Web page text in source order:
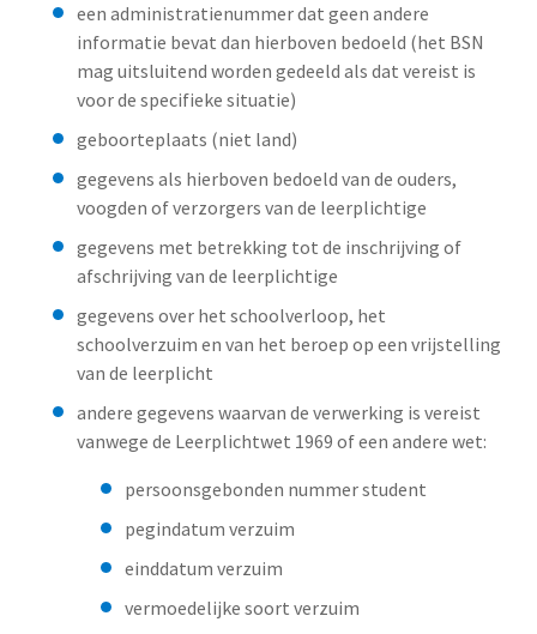
een administratienummer dat geen andere
informatie bevat dan hierboven bedoeld (het BSN
mag uitsluitend worden gedeeld als dat vereist is
voor de specifieke situatie)
geboorteplaats (niet land)
gegevens als hierboven bedoeld van de ouders,
voogden of verzorgers van de leerplichtige
gegevens met betrekking tot de inschrijving of
afschrijving van de leerplichtige
gegevens over het schoolverloop, het
schoolverzuim en van het beroep op een vrijstelling
van de leerplicht
andere gegevens waarvan de verwerking is vereist
vanwege de Leerplichtwet 1969 of een andere wet:
persoonsgebonden nummer student
pegindatum verzuim
einddatum verzuim
vermoedelijke soort verzuim